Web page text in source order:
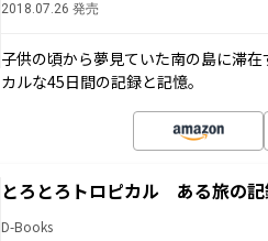
2018.07.26 発売
子供の頃から夢見ていた南の島に滞
カルな45日間の記録と記憶。
とろとろトロピカル ある旅の
D-Books